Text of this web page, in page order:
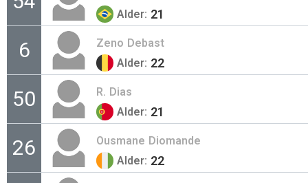
Alder: 21
6 Zeno Debast
Alder: 22
50 R. Dias
Alder: 21
26 Ousmane Diomande
Alder: 22